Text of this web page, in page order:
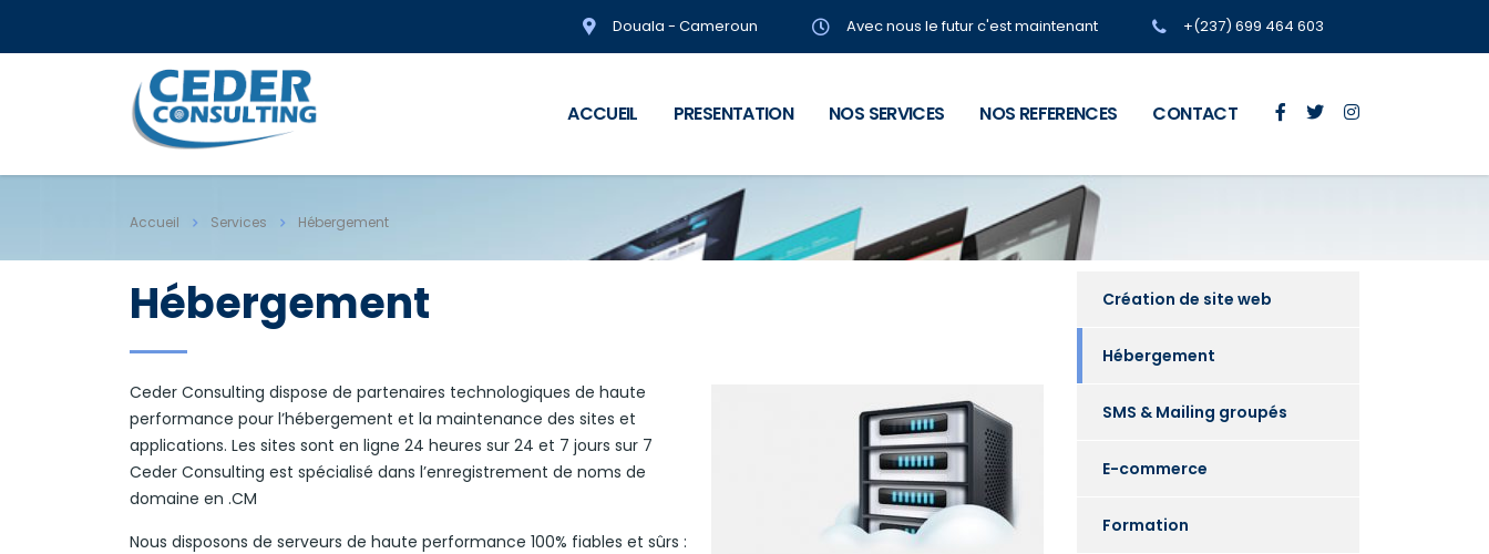
Douala - Cameroun Avec nous le futur c'est maintenant +(237) 699 464 603
ACCUEIL PRESENTATION NOS SERVICES NOS REFERENCES CONTACT
Accueil Services Hébergement
Hébergement
Ceder Consulting dispose de partenaires technologiques de haute
performance pour l’hébergement et la maintenance des sites et
applications. Les sites sont en ligne 24 heures sur 24 et 7 jours sur 7
Ceder Consulting est spécialisé dans l’enregistrement de noms de
domaine en .CM
Nous disposons de serveurs de haute performance 100% fiables et sûrs :
Création de site web
Hébergement
SMS & Mailing groupés
E-commerce
Formation